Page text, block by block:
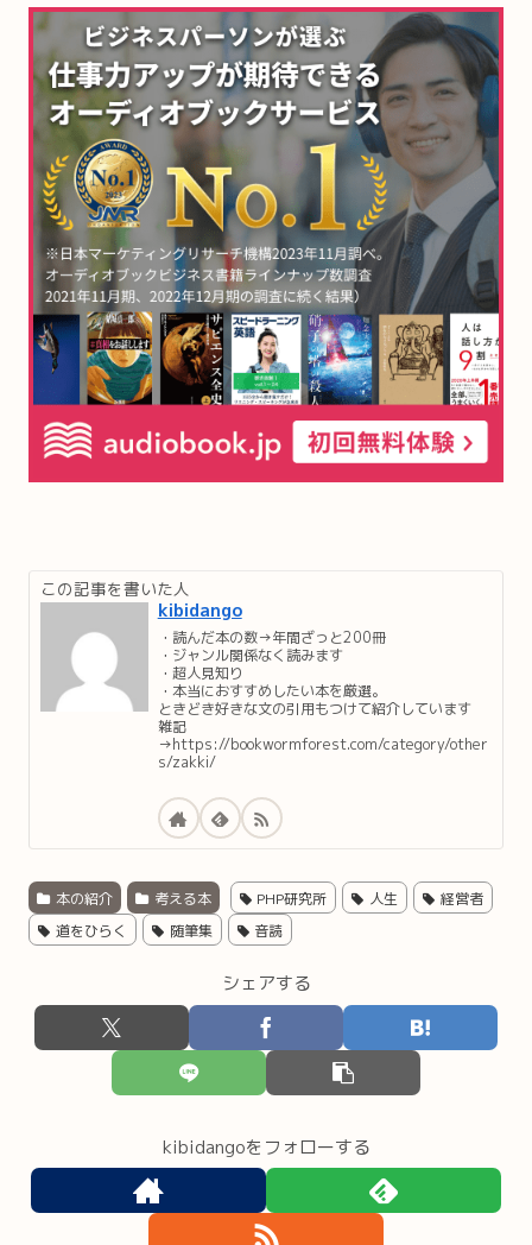
この記事を書いた人
kibidango
・読んだ本の数→年間ざっと200冊
・ジャンル関係なく読みます
・超人見知り
・本当におすすめしたい本を厳選。
ときどき好きな文の引用もつけて紹介しています
雑記
→https://bookwormforest.com/category/other
s/zakki/
本の紹介 考える本 PHP研究所 人生
経営者
道をひらく
随筆集 音読
シェアする
kibidangoをフォローする